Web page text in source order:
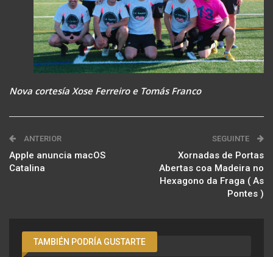
Nova cortesía Xose Ferreiro e Tomás Franco
ANTERIOR
Apple anuncia macOS
Catalina
SEGUINTE
Xornadas de Portas
Abertas coa Madeira no
Hexagono da Fraga ( As
Pontes )
TAMBIÉN PODRÍA GUSTARTE